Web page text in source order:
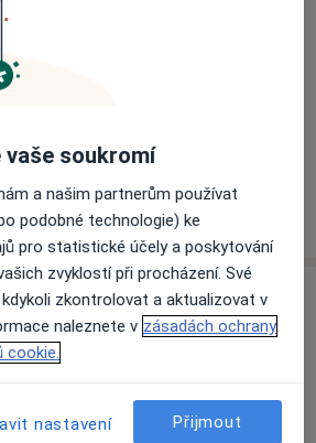
udělat?
návštěvy)
Víceo adrese
svůj názor
vaše soukromí
a našim partnerům používat
podobné technologie) ke
pro statistické účely a poskytování
zvyklostí při procházení. Své
zkontrolovat a aktualizovat v
naleznete v zásadách ochrany
cookie.
nastavení Přijmout